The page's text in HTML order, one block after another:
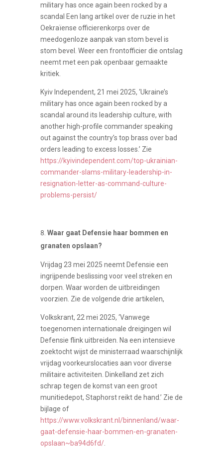
military has once again been rocked by a
scandal Een lang artikel over de ruzie in het
Oekraïense officierenkorps over de
meedogenloze aanpak van stom bevel is
stom bevel. Weer een frontofficier die ontslag
neemt met een pak openbaar gemaakte
kritiek.
Kyiv Independent, 21 mei 2025, ‘Ukraine’s
military has once again been rocked by a
scandal around its leadership culture, with
another high-profile commander speaking
out against the country’s top brass over bad
orders leading to excess losses.’ Zie
https://kyivindependent.com/top-ukrainian-
commander-slams-military-leadership-in-
resignation-letter-as-command-culture-
problems-persist/
Waar gaat Defensie haar bommen en
granaten opslaan?
Vrijdag 23 mei 2025 neemt Defensie een
ingrijpende beslissing voor veel streken en
dorpen. Waar worden de uitbreidingen
voorzien. Zie de volgende drie artikelen,
Volkskrant, 22 mei 2025, ‘Vanwege
toegenomen internationale dreigingen wil
Defensie flink uitbreiden. Na een intensieve
zoektocht wijst de ministerraad waarschijnlijk
vrijdag voorkeurslocaties aan voor diverse
militaire activiteiten. Dinkelland zet zich
schrap tegen de komst van een groot
munitiedepot, Staphorst reikt de hand.’ Zie de
bijlage of
https://www.volkskrant.nl/binnenland/waar-
gaat-defensie-haar-bommen-en-granaten-
opslaan~ba94d6fd/.